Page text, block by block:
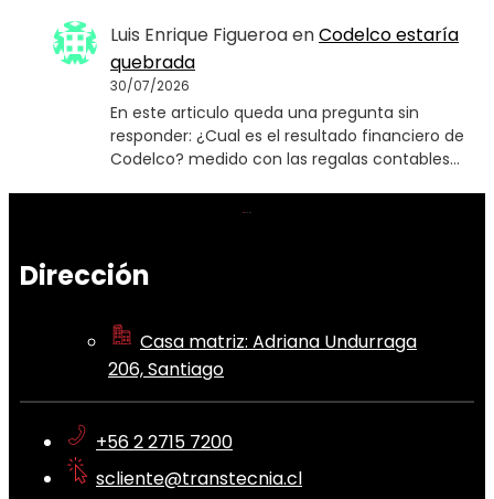
Luis Enrique FigueroaenCodelco estaría
quebrada
30/07/2026
En este articulo queda una pregunta sin
responder: ¿Cual es el resultado financiero de
Codelco? medido con las regalas contables…
Dirección
Casa matriz: Adriana Undurraga
206, Santiago
+56 2 2715 7200
scliente@transtecnia.cl